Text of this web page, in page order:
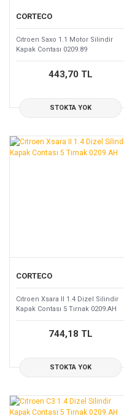
CORTECO
Cıtroen Saxo 1.1 Motor Silindir
Kapak Contası 0209.89
443,70 TL
STOKTA YOK
CORTECO
Cıtroen Xsara II 1.4 Dizel Silindir
Kapak Contası 5 Tırnak 0209.AH
744,18 TL
STOKTA YOK